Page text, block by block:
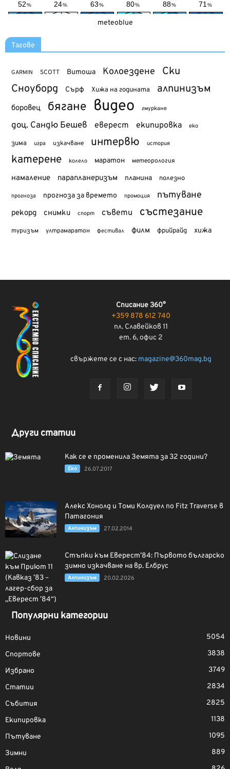
meteoblue
Тагове
GARMIN SCOTT Витоша Колоездене Ски
Сноуборд Сърф Хижа на годината алпинизъм
боровец бягане видео гмуркане
доц. Сандю Бешев еверест екипировка еко
зима игра изкачване интервю история
катерене колело маратон метеорология
намаление парапланеризъм планина полезно
прогноза прогноза за времето промоция пътуване
рекорд снимки спорт съвети състезание
туризъм ултрамаратон фестивал филм фрийрайд хижа
Списание 360°
+359 878 612 740
пл. Славейков 11
ет. 6, офис 2
свържете се с нас: magazine@360mag.bg
Други статии
Как се е променила Земята за 32 години?
Еко 26.07.2017
Алекс Хонолд и Томи Колдуел по Fitz Traverse в
Патагония
Алпинизъм 27.02.2014
Стъпки към Еверест’84: Първото българско
зимно изкачване на вр. Елбрус
Алпинизъм 20.02.2026
Популярни категории
Новини
5054
Спортове
3838
Избрано
3749
Статии
2834
Събития
2825
Екипировка
1138
Пътуване
1095
Зимни
889